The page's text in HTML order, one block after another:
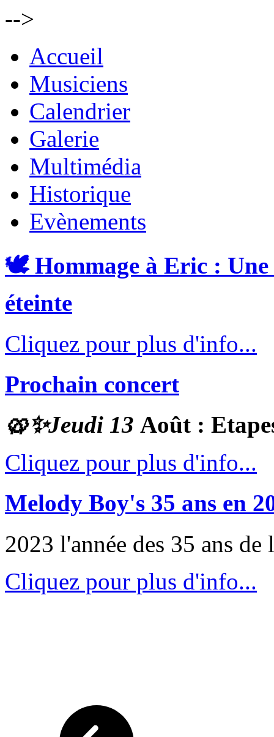
-->
Accueil
Musiciens
Calendrier
Galerie
Multimédia
Historique
Evènements
🕊️ Hommage à Eric : Une
éteinte
Cliquez pour plus d'info...
Prochain concert
🥨✨Jeudi 13 Août :
Cliquez pour plus d'info...
Melody Boy's 35 ans en
2023 l'année des 35 ans
Cliquez pour plus d'info...